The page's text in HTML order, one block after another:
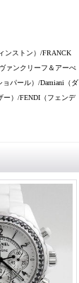
ンストン）/FRANCK
ァンクリーフ＆アーぺ
パール）/Damiani（ダ
ー）/FENDI（フェンデ